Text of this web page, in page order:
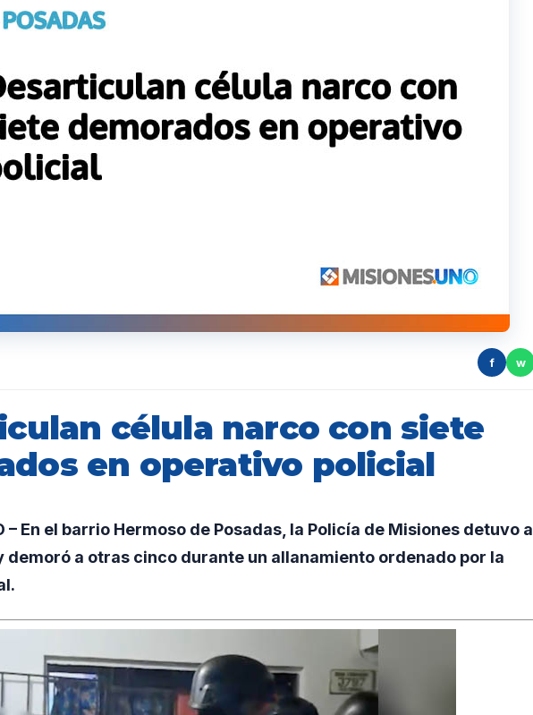
f w
célula narco con siete
en operativo policial
– En el barrio Hermoso de Posadas, la Policía de Misiones detuvo a
demoró a otras cinco durante un allanamiento ordenado por la